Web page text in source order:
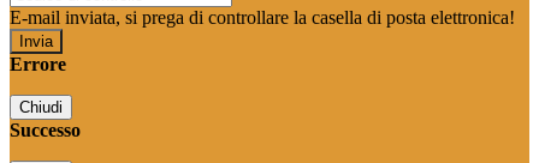
E-mail inviata, si prega di controllare la casella di posta elettronica!
Errore
Chiudi
Successo